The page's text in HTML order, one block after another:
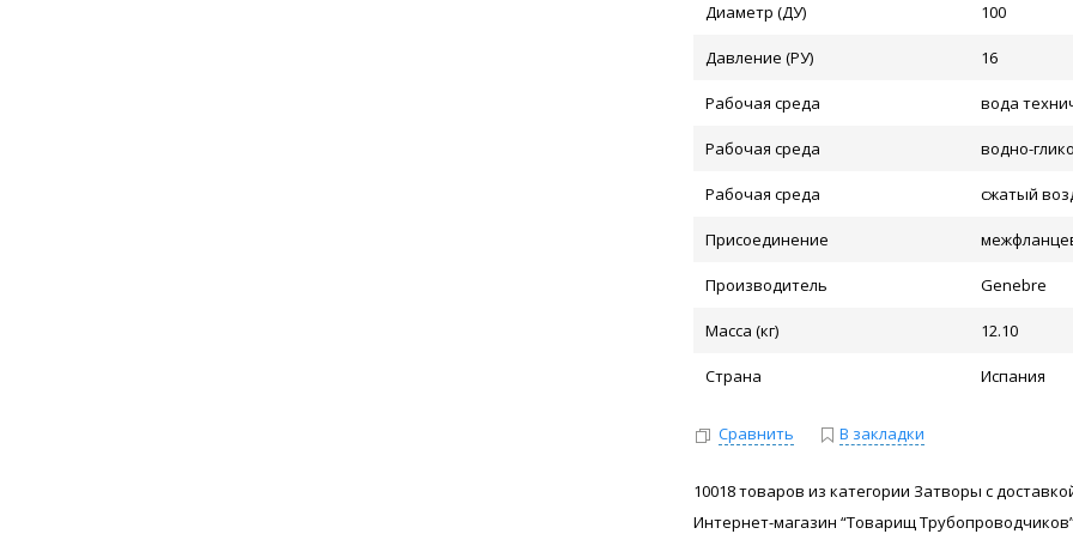
Диаметр (ДУ) 100
Давление (РУ) 16
Рабочая среда вода
Рабочая среда водно-
Рабочая среда сжатый
Присоединение
Производитель Genebre
Масса (кг) 12.10
Страна Испания
Сравнить В закладки
10018 товаров из категории Затворы с
Интернет-магазин “Товарищ